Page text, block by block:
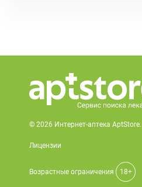
© 2026 Интернет-аптека
Лицензии
Возрастные ограничения 18+